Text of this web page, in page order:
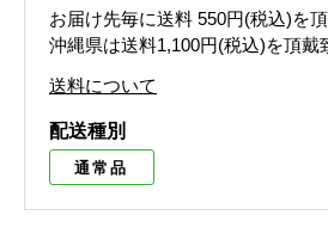
お届け先毎に送料 550円(税込)を
沖縄県は送料1,100円(税込)を頂戴
送料について
配送種別
通常品